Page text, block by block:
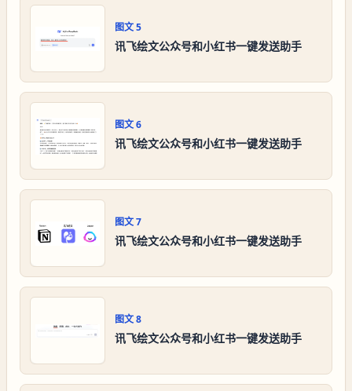
图文5
讯飞绘文公众号和小红书一键发送助手
图文6
讯飞绘文公众号和小红书一键发送助手
图文7
讯飞绘文公众号和小红书一键发送助手
图文8
讯飞绘文公众号和小红书一键发送助手